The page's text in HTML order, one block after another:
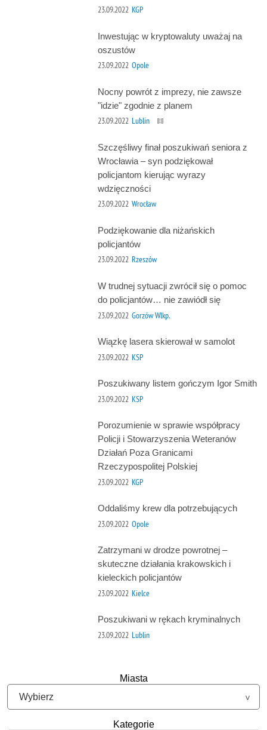
23.09.2022 KGP
Inwestując w kryptowaluty uważaj na
oszustów
23.09.2022 Opole
Nocny powrót z imprezy, nie zawsze
"idzie" zgodnie z planem
23.09.2022 Lublin
Szczęśliwy finał poszukiwań seniora z
Wrocławia – syn podziękował
policjantom kierując wyrazy
wdzięczności
23.09.2022 Wrocław
Podziękowanie dla niżańskich
policjantów
23.09.2022 Rzeszów
W trudnej sytuacji zwrócił się o pomoc
do policjantów… nie zawiódł się
23.09.2022 Gorzów Wlkp.
Wiązkę lasera skierował w samolot
23.09.2022 KSP
Poszukiwany listem gończym Igor Smith
23.09.2022 KSP
Porozumienie w sprawie współpracy
Policji i Stowarzyszenia Weteranów
Działań Poza Granicami
Rzeczypospolitej Polskiej
23.09.2022 KGP
Oddaliśmy krew dla potrzebujących
23.09.2022 Opole
Zatrzymani w drodze powrotnej –
skuteczne działania krakowskich i
kieleckich policjantów
23.09.2022 Kielce
Poszukiwani w rękach kryminalnych
23.09.2022 Lublin
Miasta
Kategorie